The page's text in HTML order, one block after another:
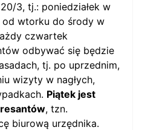
3, tj.: poniedziałek w
od wtorku do środy w
czwartek
odbywać się będzie
tj. po uprzednim,
wizyty w nagłych,
Piątek jest
, tzn.
biurową urzędnika.